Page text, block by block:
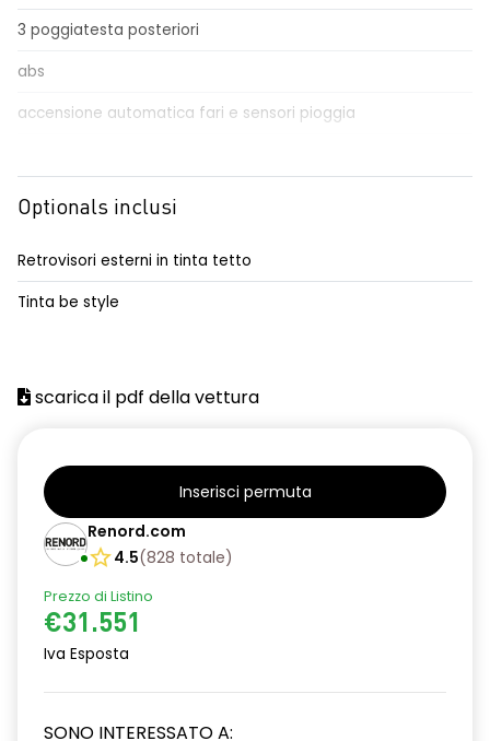
3 poggiatesta posteriori
abs
accensione automatica fari e sensori pioggia
airbag frontale conducente e passeggero
alzacristalli posteriori elettrici impulsionali
azacristalli anteriori elettrici e impulsionali
cerchi in lega da 18''
climatizzatore automatico
criterio tecnico per tetto panoramico
design cerchi in lega da 18'' diamantati black hole
disattivazione ADAS
distance warning avviso distanza di sicurezza
doppio fondo bagagliaio
Optionals inclusi
Retrovisori esterni in tinta tetto
Tinta be style
scarica il pdf della vettura
Inserisci permuta
Renord.com
4.5(828 totale)
Prezzo di Listino
€31.551
Iva Esposta
SONO INTERESSATO A: